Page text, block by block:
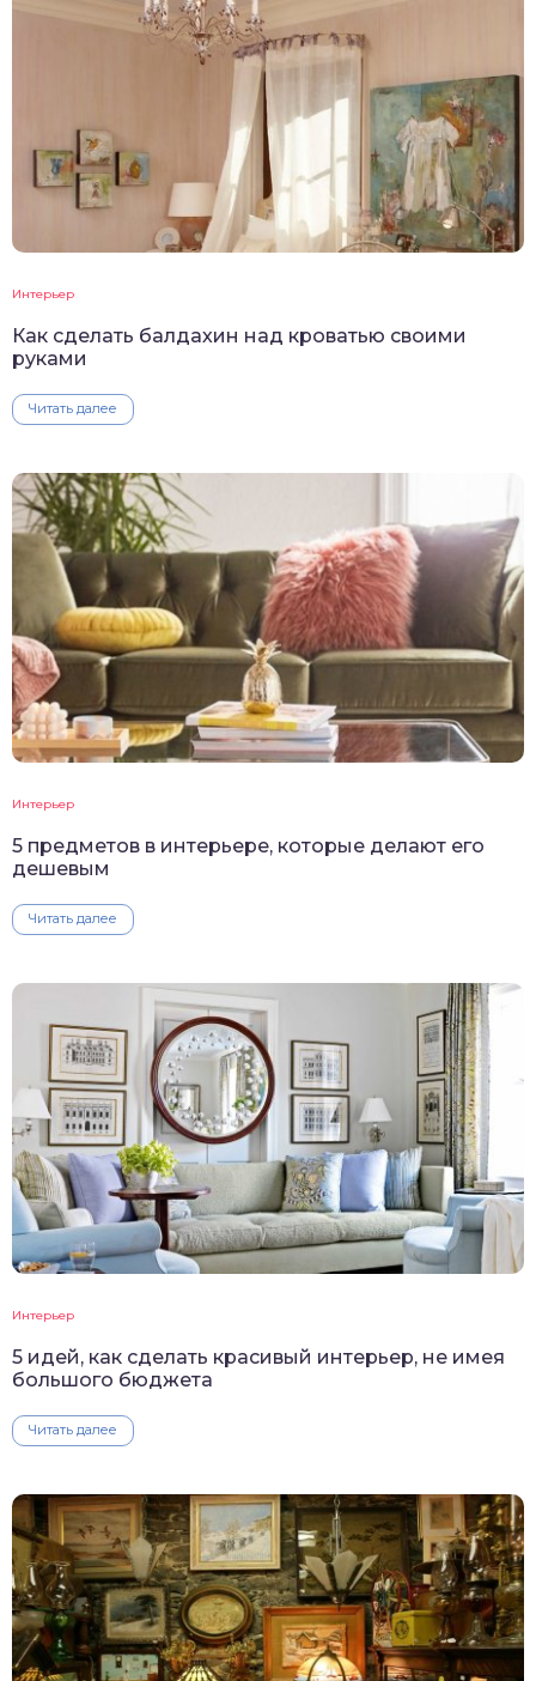
Интерьер
Как сделать балдахин над кроватью своими
руками
Читать далее
Интерьер
5 предметов в интерьере, которые делают его
дешевым
Читать далее
Интерьер
5 идей, как сделать красивый интерьер, не имея
большого бюджета
Читать далее